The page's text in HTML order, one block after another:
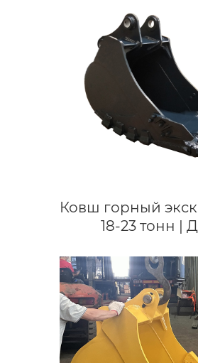
Ковш горный
18-23 тонн |
920D/922E |